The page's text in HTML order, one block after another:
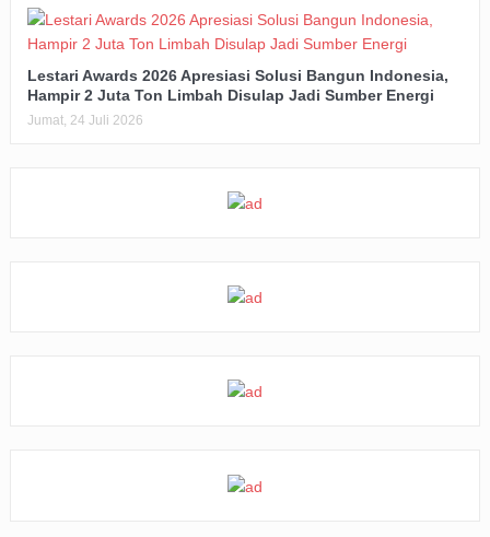
Lestari Awards 2026 Apresiasi Solusi Bangun Indonesia,
Hampir 2 Juta Ton Limbah Disulap Jadi Sumber Energi
Jumat, 24 Juli 2026